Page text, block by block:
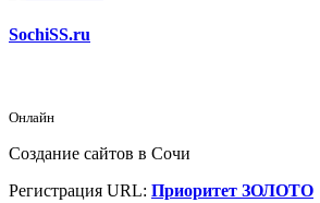
SochiSS.ru
Онлайн
Создание сайтов в Сочи
Регистрация URL: Приоритет ЗОЛОТО